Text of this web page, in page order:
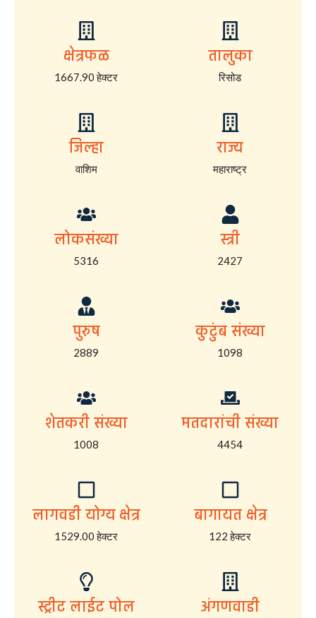
क्षेत्रफळ
1667.90 हेक्टर
तालुका
रिसोड
जिल्हा
वाशिम
राज्य
महाराष्ट्र
लोकसंख्या
5316
स्त्री
2427
पुरुष
2889
कुटुंब संख्या
1098
शेतकरी संख्या
1008
मतदारांची संख्या
4454
लागवडी योग्य क्षेत्र
1529.00 हेक्टर
बागायत क्षेत्र
122 हेक्टर
स्ट्रीट लाईट पोल अंगणवाडी